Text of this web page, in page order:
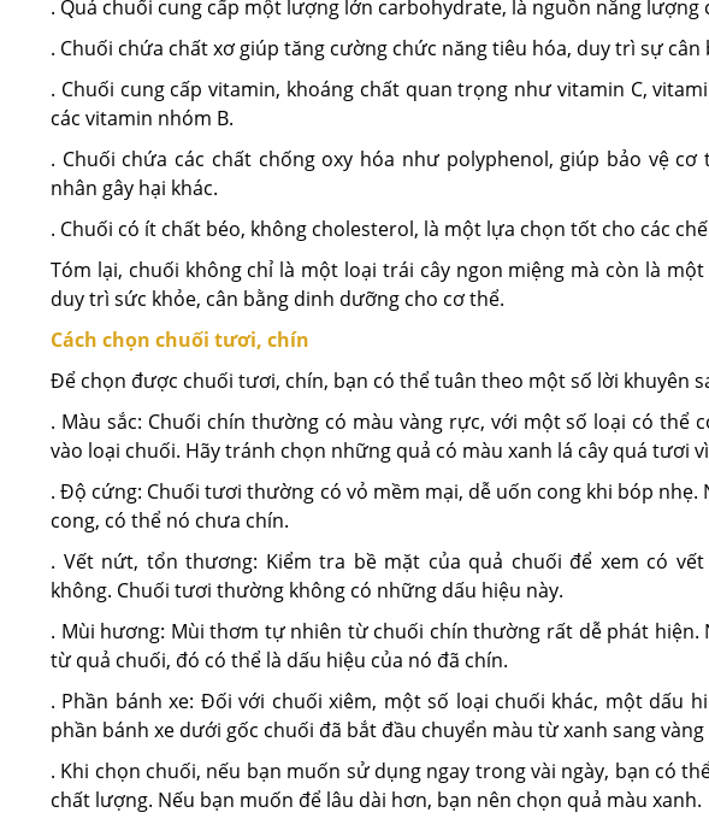
. Quả chuối cung cấp một lượng lớn carbohydrate, là nguồn năng lượng
. Chuối chứa chất xơ giúp tăng cường chức năng tiêu hóa, duy trì sự
. Chuối cung cấp vitamin, khoáng chất quan trọng như vitamin C,
các vitamin nhóm B.
. Chuối chứa các chất chống oxy hóa như polyphenol, giúp bảo vệ
nhân gây hại khác.
. Chuối có ít chất béo, không cholesterol, là một lựa chọn tốt cho các
Tóm lại, chuối không chỉ là một loại trái cây ngon miệng mà còn là
duy trì sức khỏe, cân bằng dinh dưỡng cho cơ thể.
Cách chọn chuối tươi, chín
Để chọn được chuối tươi, chín, bạn có thể tuân theo một số lời khuyên
. Màu sắc: Chuối chín thường có màu vàng rực, với một số loại có thể
vào loại chuối. Hãy tránh chọn những quả có màu xanh lá cây quá tươi
. Độ cứng: Chuối tươi thường có vỏ mềm mại, dễ uốn cong khi bóp nhẹ.
cong, có thể nó chưa chín.
. Vết nứt, tổn thương: Kiểm tra bề mặt của quả chuối để xem có
không. Chuối tươi thường không có những dấu hiệu này.
. Mùi hương: Mùi thơm tự nhiên từ chuối chín thường rất dễ phát hiện.
từ quả chuối, đó có thể là dấu hiệu của nó đã chín.
. Phần bánh xe: Đối với chuối xiêm, một số loại chuối khác, một dấu
phần bánh xe dưới gốc chuối đã bắt đầu chuyển màu từ xanh sang vàng
. Khi chọn chuối, nếu bạn muốn sử dụng ngay trong vài ngày, bạn có
chất lượng. Nếu bạn muốn để lâu dài hơn, bạn nên chọn quả màu xanh.